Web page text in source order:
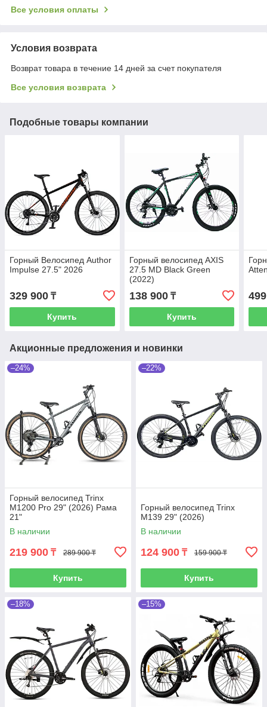
Все условия оплаты
Условия возврата
Возврат товара в течение 14 дней за счет покупателя
Все условия возврата
Подобные товары компании
Горный Велосипед Author
Impulse 27.5" 2026
329 900 ₸
Купить
Горный велосипед AXIS
27.5 MD Black Green
(2022)
138 900₸
Купить
Акционные предложения и новинки
–24%
Горный велосипед Trinx
M1200 Pro 29" (2026) Рама
21"
В наличии
219 900 ₸ 289 900 ₸
Купить
–22%
Горный велосипед Trinx
M139 29" (2026)
В наличии
124 900 ₸ 159 900 ₸
Купить
–18% –15%